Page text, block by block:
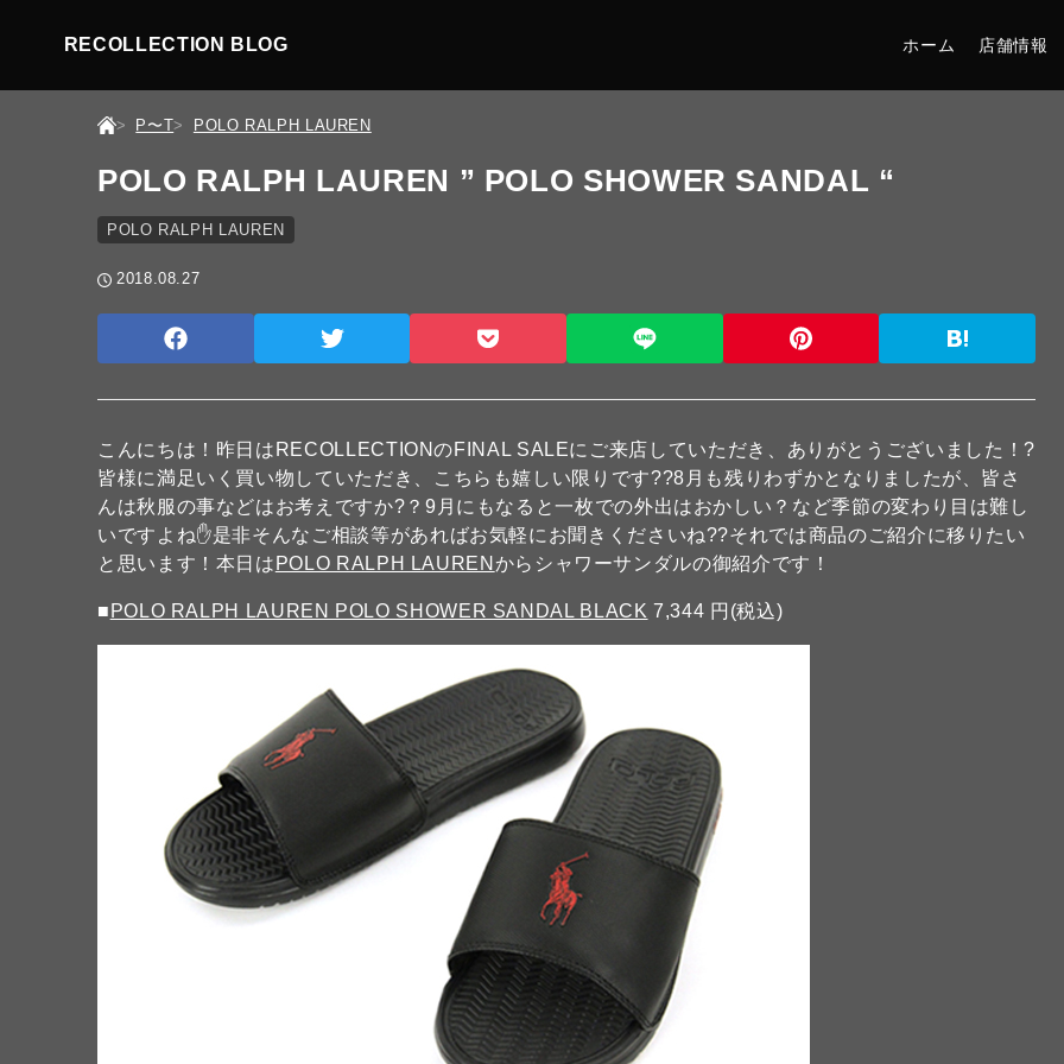
RECOLLECTION BLOG ホーム 店舗情報
P〜T POLO RALPH LAUREN
POLO RALPH LAUREN ” POLO SHOWER SANDAL “
POLO RALPH LAUREN
2018.08.27
こんにちは！昨日はRECOLLECTIONのFINAL SALEにご来店していただき、ありがとうございました！?
皆様に満足いく買い物していただき、こちらも嬉しい限りです??8月も残りわずかとなりましたが、皆さ
んは秋服の事などはお考えですか?？9月にもなると一枚での外出はおかしい？など季節の変わり目は難し
いですよね✋是非そんなご相談等があればお気軽にお聞きくださいね??それでは商品のご紹介に移りたい
と思います！本日は POLO RALPH LAUREN からシャワーサンダルの御紹介です！
■ POLO RALPH LAUREN POLO SHOWER SANDAL BLACK 7,344 円(税込)